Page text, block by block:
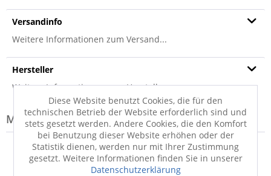
Versandinfo
Weitere Informationen zum Versand...
Hersteller
Weitere Informationen zum Hersteller...
Modell-Familie: PERKAL
Diese Website benutzt Cookies, die für den
technischen Betrieb der Website erforderlich sind und
stets gesetzt werden. Andere Cookies, die den Komfort
bei Benutzung dieser Website erhöhen oder der
Statistik dienen, werden nur mit Ihrer Zustimmung
gesetzt. Weitere Informationen finden Sie in unserer
Datenschutzerklärung